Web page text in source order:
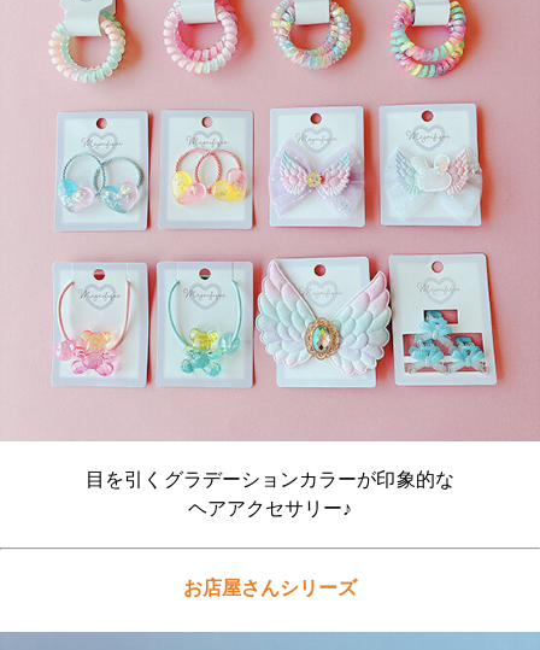
採用情報
企業情報
IR情報
Q&A
お問い合わせ
目を引くグラデーションカラーが印象的な
ヘアアクセサリー♪
お店屋さんシリーズ